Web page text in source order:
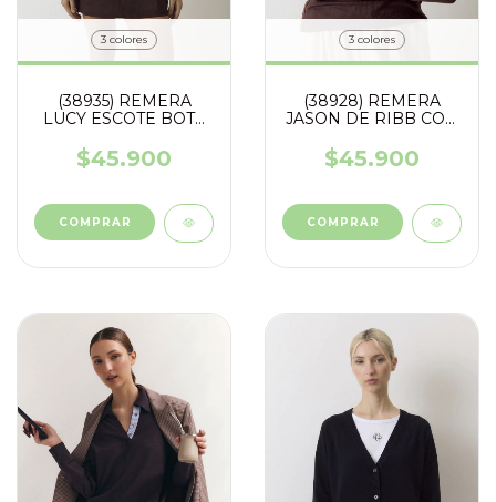
3 colores
(38935) REMERA
LUCY ESCOTE BOTE
$45.900
COMPRAR
3 colores
(38928) REMERA
JASON DE RIBB CON
$45.900
COMPRAR